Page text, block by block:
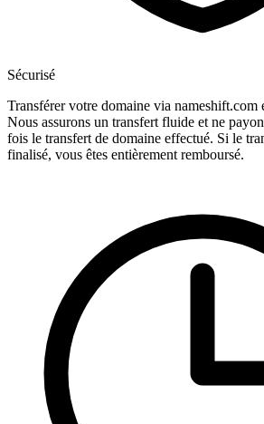
Sécurisé
Transférer votre domaine via nameshift.com
Nous assurons un transfert fluide et ne
fois le transfert de domaine effectué. Si le
finalisé, vous êtes entièrement remboursé.